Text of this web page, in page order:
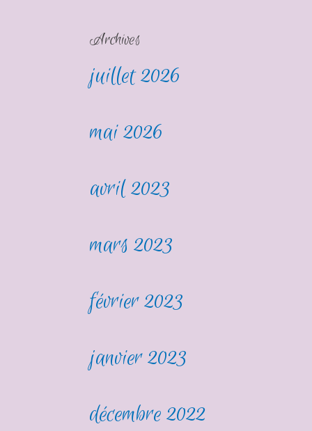
Archives
juillet 2026
mai 2026
avril 2023
mars 2023
février 2023
janvier 2023
décembre 2022